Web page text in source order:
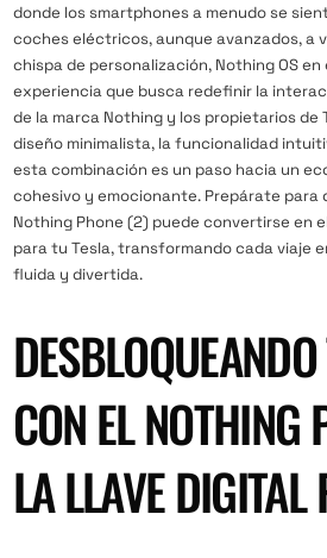
donde los smartphones a menudo se
coches eléctricos, aunque avanzados, a
chispa de personalización, Nothing OS
experiencia que busca redefinir la
de la marca Nothing y los propietarios de
diseño minimalista, la funcionalidad
esta combinación es un paso hacia un
cohesivo y emocionante. Prepárate para
Nothing Phone (2) puede convertirse en
para tu Tesla, transformando cada viaje
fluida y divertida.
CON EL NOTHING
LA LLAVE DIGITAL